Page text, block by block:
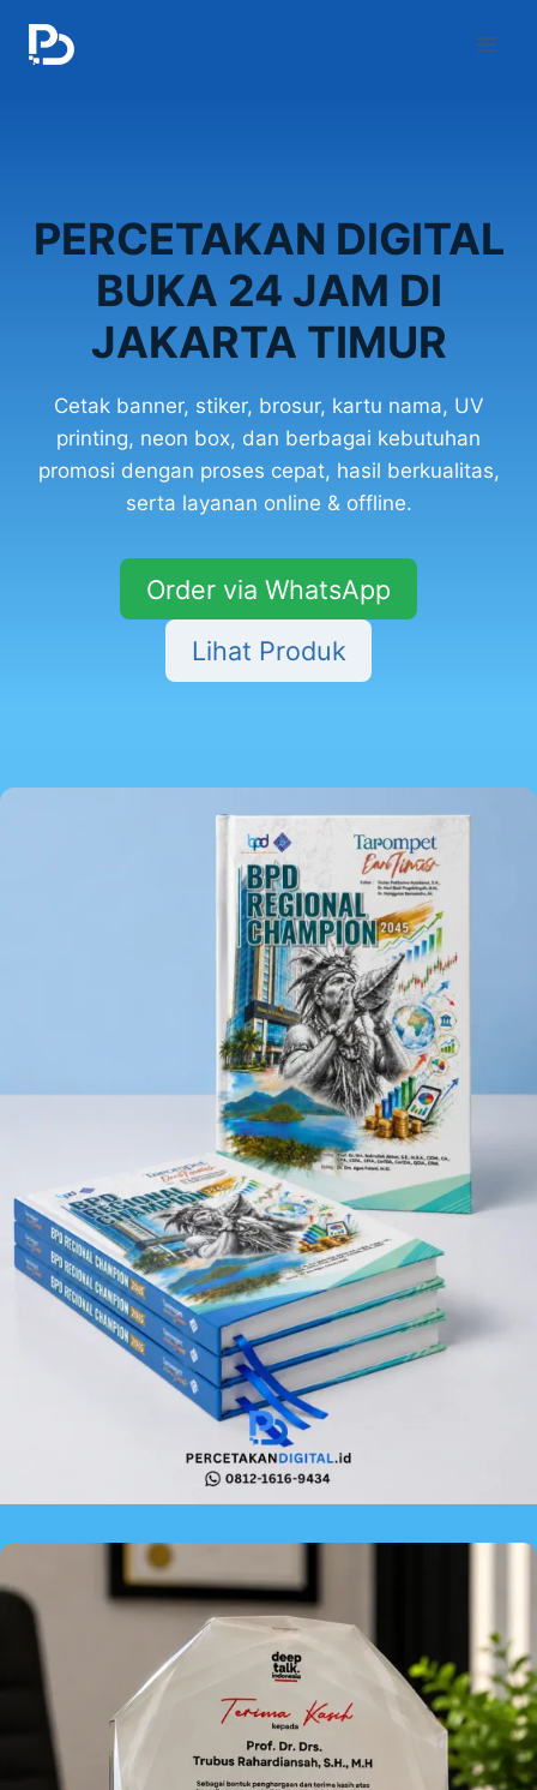
PERCETAKAN DIGITAL
BUKA 24 JAM DI
JAKARTA TIMUR
Cetak banner, stiker, brosur, kartu nama, UV
printing, neon box, dan berbagai kebutuhan
promosi dengan proses cepat, hasil berkualitas,
serta layanan online & offline.
Order via WhatsApp
Lihat Produk